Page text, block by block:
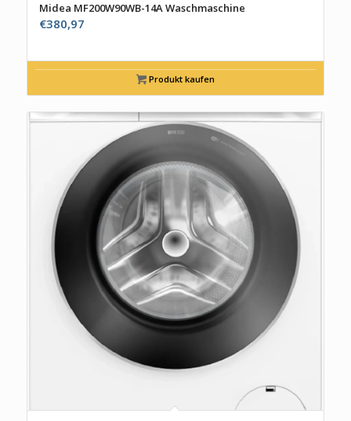
Midea MF200W90WB-14A Waschmaschine
€380,97
Produkt kaufen